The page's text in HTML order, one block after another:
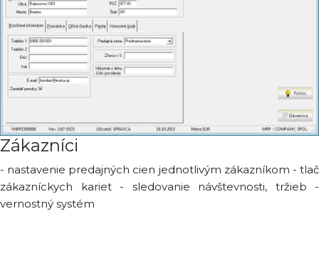
Zákazníci
- nastavenie predajných cien jednotlivým zákazníkom - tlač
zákazníckych kariet - sledovanie návštevnosti, tržieb -
vernostný systém